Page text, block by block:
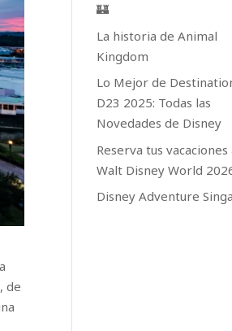
de
🏰
La historia de Animal
Kingdom
Lo Mejor de
D23 2025: Todas las
Novedades de Disney
Reserva tus vacaciones
Walt Disney World
Disney Adventure